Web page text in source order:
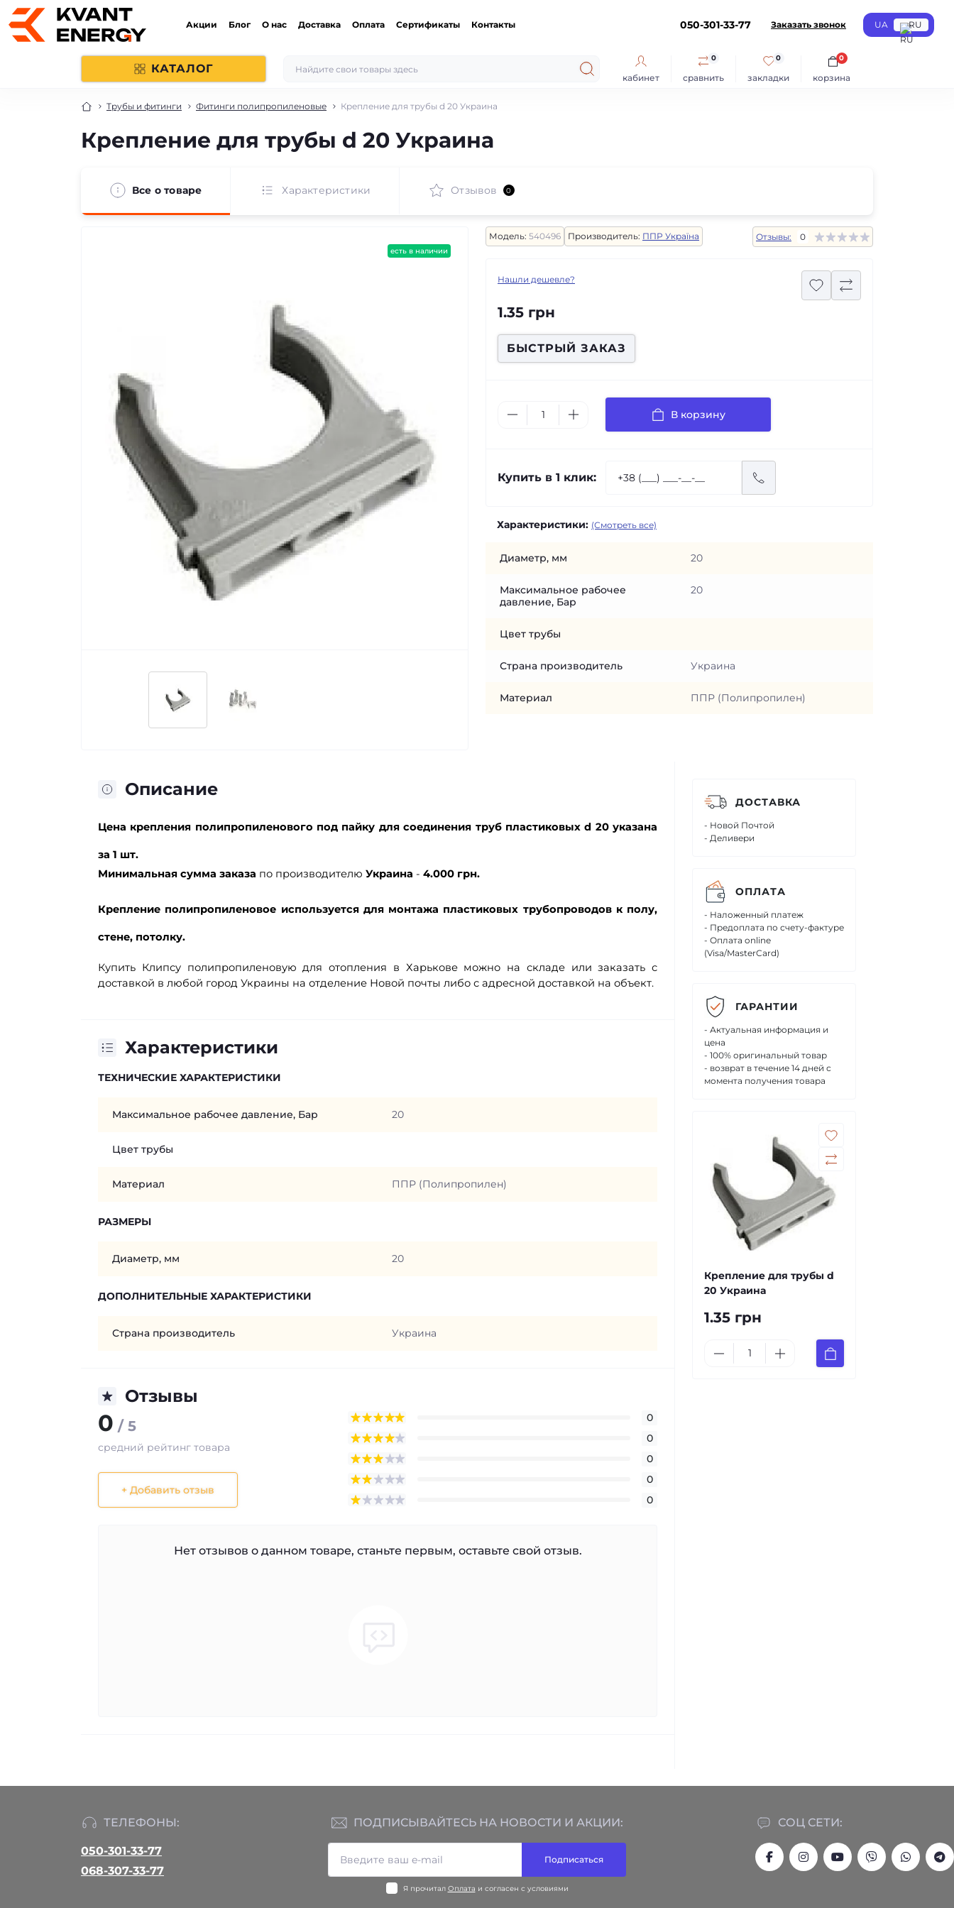
Акции Блог О нас Доставка Оплата Сертификаты Контакты 050-301-33-77 Заказать звонок UA RU
КАТАЛОГ
кабинет сравнить
0
закладки
0
корзина
0
Трубы и фитинги Фитинги полипропиленовые Крепление для трубы d 20 Украина
Крепление для трубы d 20 Украина
Все о товаре Характеристики Отзывов 0
есть в наличии
Модель: 540496 Производитель: ППР Україна Отзывы: 0
Нашли дешевле?
1.35 грн
БЫСТРЫЙ ЗАКАЗ
В корзину
Купить в 1 клик:
Характеристики: (Смотреть все)
Диаметр, мм 20
Максимальное рабочее
давление, Бар
20
Цвет трубы
Страна производитель Украина
Материал ППР (Полипропилен)
Описание
Цена крепления полипропиленового под пайку для соединения труб пластиковых d 20 указана
за 1 шт.
Минимальная сумма заказа по производителю Украина - 4.000 грн.
Крепление полипропиленовое используется для монтажа пластиковых трубопроводов к полу,
стене, потолку.
Купить Клипсу полипропиленовую для отопления в Харькове можно на складе или заказать с
доставкой в любой город Украины на отделение Новой почты либо с адресной доставкой на объект.
Характеристики
ТЕХНИЧЕСКИЕ ХАРАКТЕРИСТИКИ
Максимальное рабочее давление, Бар 20
Цвет трубы
Материал ППР (Полипропилен)
РАЗМЕРЫ
Диаметр, мм 20
ДОПОЛНИТЕЛЬНЫЕ ХАРАКТЕРИСТИКИ
Страна производитель Украина
Отзывы
0 / 5
средний рейтинг товара
+ Добавить отзыв
0
0
0
0
0
Нет отзывов о данном товаре, станьте первым, оставьте свой отзыв.
ДОСТАВКА
- Новой Почтой
- Деливери
ОПЛАТА
- Наложенный платеж
- Предоплата по счету-фактуре
- Оплата online
(Visa/MasterCard)
ГАРАНТИИ
- Актуальная информация и
цена
- 100% оригинальный товар
- возврат в течение 14 дней с
момента получения товара
Крепление для трубы d
20 Украина
1.35 грн
ТЕЛЕФОНЫ:
050-301-33-77
068-307-33-77
СОЦ СЕТИ:
ПОДПИСЫВАЙТЕСЬ НА НОВОСТИ И АКЦИИ:
Подписаться
Я прочитал Оплата и согласен с условиями